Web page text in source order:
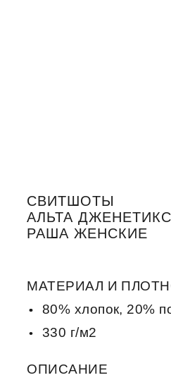
СВИТШОТЫ
АЛЬТА ДЖЕНЕТИКС
РАША ЖЕНСКИЕ
МАТЕРИАЛ И
80% хлопок, 20%
330 г/м2
ОПИСАНИЕ